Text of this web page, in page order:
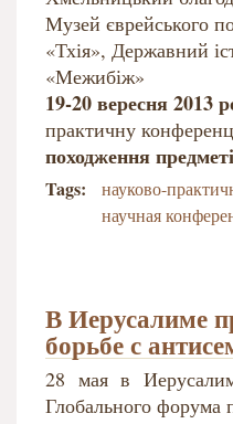
Музей єврейського
«Тхія», Державний
«Межибіж»
19-20 вересня 2013
практичну
походження
Tags:
науково-
научная
В Иерусалиме
борьбе с
28 мая в
Глобального форума